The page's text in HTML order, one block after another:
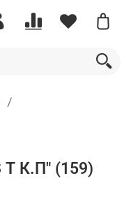
Т К.П" (159)